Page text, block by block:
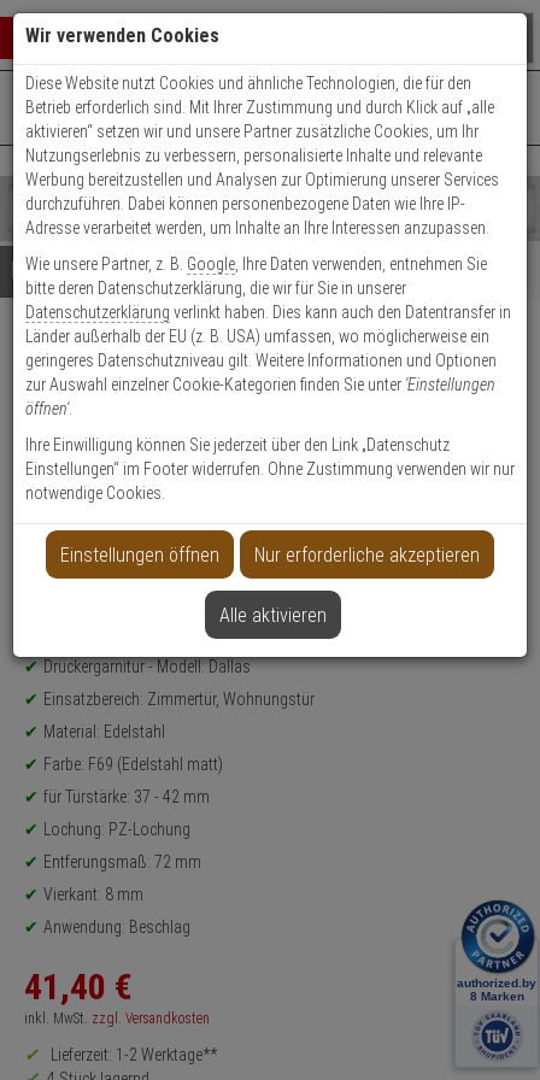
Warenkorb schließen
0 ARTIKEL IM WARENKORB
Ihr Warenkorb ist momentan leer.
Ergebnisse ()
Fertig
Shop
durchsuchen
Bitte
geben
Sie
mindestens
Zeichen
ein,
um
Suche
Es
wurde
noch
Kategorien
Suche
gestartet
+49 (0)821 899 493-0Mo. - Do.: 8:00 - 16:30 | Fr.: 8:00 - 14:00 Uhr
Kontaktservice nutzen
Details Beratung
Dallas E1643Z/52KV/52KVS
Türgriff-Garnitur PZ
1
Produktmerkmale
Produktinformationen
Drückergarnitur - Modell: Dallas
Einsatzbereich: Zimmertür, Wohnungstür
Material: Edelstahl
Farbe: F69 (Edelstahl matt)
für Türstärke: 37 - 42 mm
Lochung: PZ-Lochung
Entferungsmaß: 72 mm
Vierkant: 8 mm
Anwendung: Beschlag
41,40 €
inkl. MwSt. zzgl. Versandkosten
Lieferzeit: 1-2 Werktage**
Wir verwenden Cookies
Diese Website nutzt Cookies und ähnliche Technologien, die für den
Betrieb erforderlich sind. Mit Ihrer Zustimmung und durch Klick auf „alle
aktivieren“ setzen wir und unsere Partner zusätzliche Cookies, um Ihr
Nutzungserlebnis zu verbessern, personalisierte Inhalte und relevante
Werbung bereitzustellen und Analysen zur Optimierung unserer Services
durchzuführen. Dabei können personenbezogene Daten wie Ihre IP-
Adresse verarbeitet werden, um Inhalte an Ihre Interessen anzupassen.
Wie unsere Partner, z. B. Google , Ihre Daten verwenden, entnehmen Sie
bitte deren Datenschutzerklärung, die wir für Sie in unserer
Datenschutzerklärung verlinkt haben. Dies kann auch den Datentransfer in
Länder außerhalb der EU (z. B. USA) umfassen, wo möglicherweise ein
geringeres Datenschutzniveau gilt. Weitere Informationen und Optionen
zur Auswahl einzelner Cookie-Kategorien finden Sie unter 'Einstellungen
öffnen'.
Ihre Einwilligung können Sie jederzeit über den Link „Datenschutz
Einstellungen“ im Footer widerrufen. Ohne Zustimmung verwenden wir nur
notwendige Cookies.
Einstellungen öffnen Nur erforderliche akzeptieren
Alle aktivieren